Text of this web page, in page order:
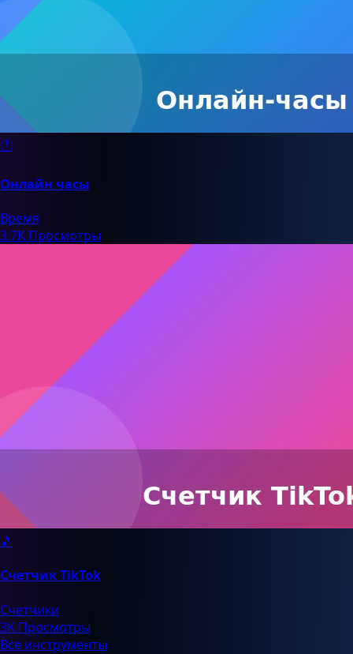
🕐
Онлайн часы
Время
3.7K Просмотры
🎵
Счетчик TikTok
Счетчики
3K Просмотры
Все инструменты